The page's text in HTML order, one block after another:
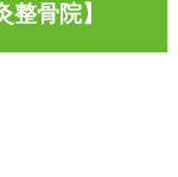
整骨院】